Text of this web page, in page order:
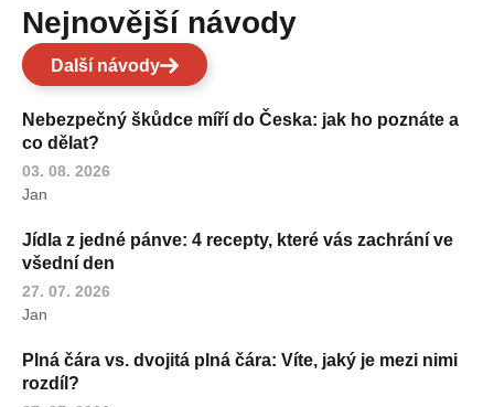
Nejnovější návody
Další návody
Nebezpečný škůdce míří do Česka: jak ho poznáte a
co dělat?
03. 08. 2026
Jan
Jídla z jedné pánve: 4 recepty, které vás zachrání ve
všední den
27. 07. 2026
Jan
Plná čára vs. dvojitá plná čára: Víte, jaký je mezi nimi
rozdíl?